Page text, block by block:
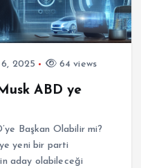
6, 2025 64 views
ABD ye
Başkan Olabilir mi?
yeni bir parti
aday olabileceği